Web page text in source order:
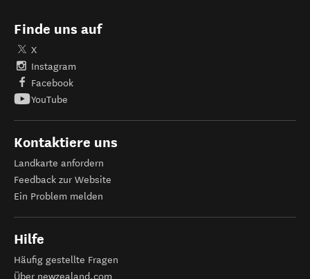
Finde uns auf
X
Instagram
Facebook
YouTube
Kontaktiere uns
Landkarte anfordern
Feedback zur Website
Ein Problem melden
Hilfe
Häufig gestellte Fragen
Über newzealand.com